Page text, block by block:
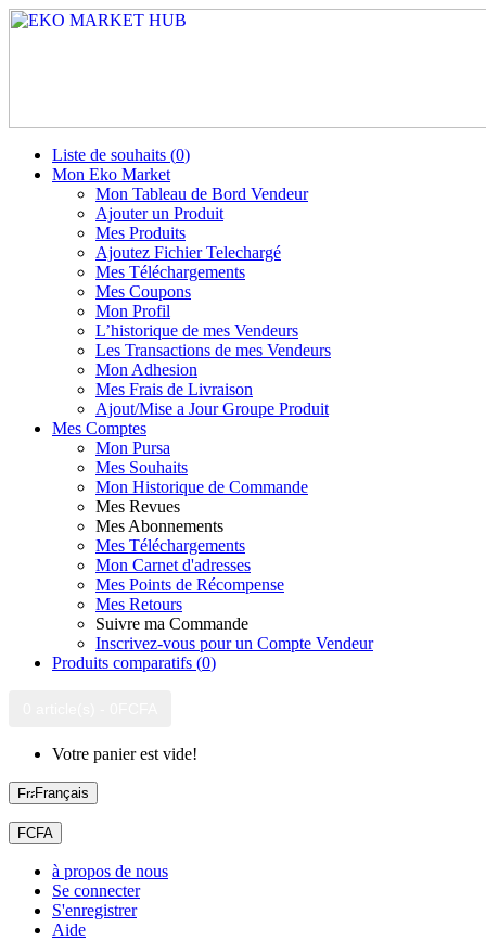
Liste de souhaits (0)
Mon Eko Market
Mon Tableau de Bord Vendeur
Ajouter un Produit
Mes Produits
Ajoutez Fichier Telechargé
Mes Téléchargements
Mes Coupons
Mon Profil
L’historique de mes Vendeurs
Les Transactions de mes Vendeurs
Mon Adhesion
Mes Frais de Livraison
Ajout/Mise a Jour Groupe Produit
Mes Comptes
Mon Pursa
Mes Souhaits
Mon Historique de Commande
Mes Revues
Mes Abonnements
Mes Téléchargements
Mon Carnet d'adresses
Mes Points de Récompense
Mes Retours
Suivre ma Commande
Inscrivez-vous pour un Compte Vendeur
Produits comparatifs (0)
Votre panier est vide!
Français
FCFA
à propos de nous
Se connecter
S'enregistrer
Aide